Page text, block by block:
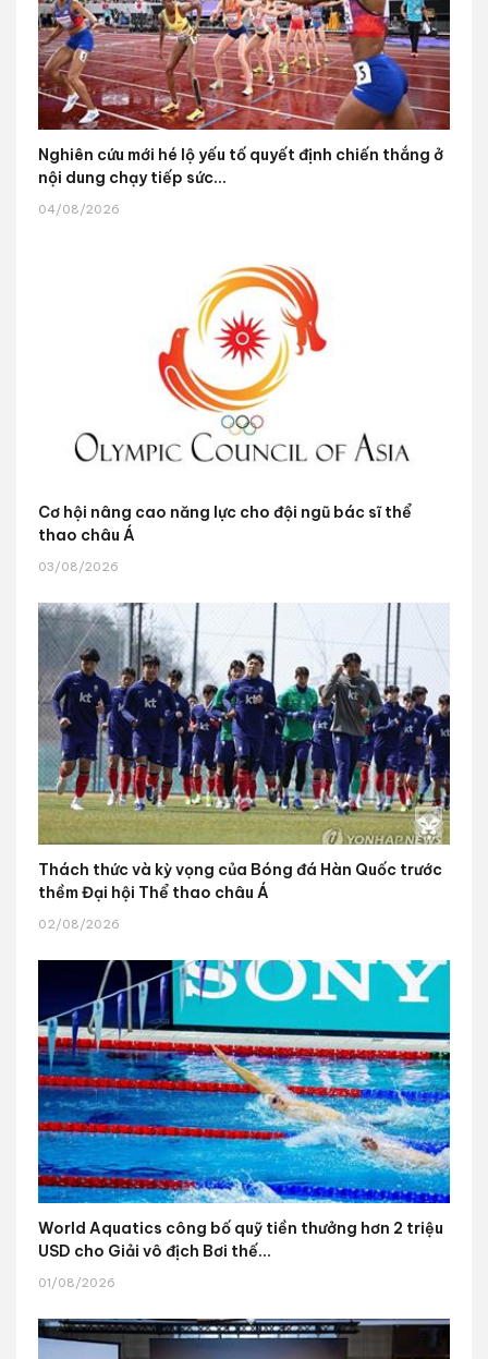
Nghiên cứu mới hé lộ yếu tố quyết định chiến thắng ở
nội dung chạy tiếp sức...
04/08/2026
Cơ hội nâng cao năng lực cho đội ngũ bác sĩ thể
thao châu Á
03/08/2026
Thách thức và kỳ vọng của Bóng đá Hàn Quốc trước
thềm Đại hội Thể thao châu Á
02/08/2026
World Aquatics công bố quỹ tiền thưởng hơn 2 triệu
USD cho Giải vô địch Bơi thế...
01/08/2026